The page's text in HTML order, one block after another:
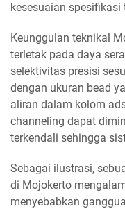
kesesuaian spesifikasi
Keunggulan teknikal
terletak pada daya
selektivitas presisi
dengan ukuran bead
aliran dalam kolom
channeling dapat
terkendali sehingga
Sebagai ilustrasi,
di Mojokerto
menyebabkan